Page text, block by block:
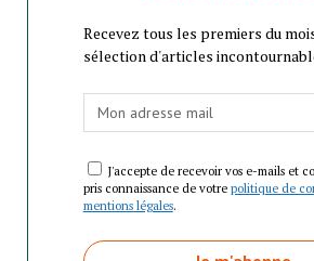
Recevez tous les premiers du
sélection d'articles
J'accepte de recevoir vos e-mails et
pris connaissance de votre politique de
mentions légales.